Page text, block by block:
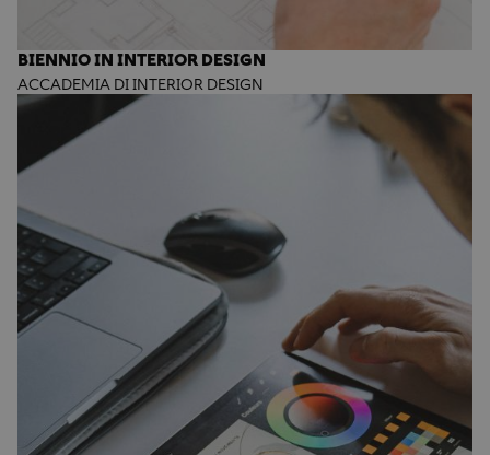
BIENNIO IN INTERIOR DESIGN
ACCADEMIA DI INTERIOR DESIGN